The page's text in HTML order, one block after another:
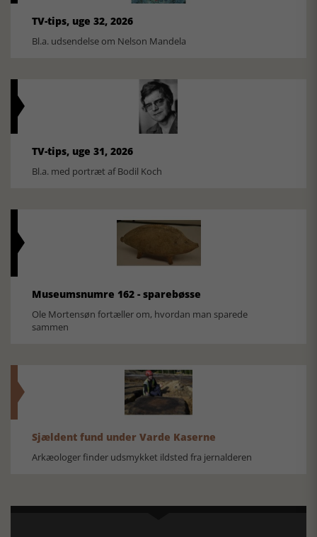
TV-tips, uge 32, 2026
Bl.a. udsendelse om Nelson Mandela
TV-tips, uge 31, 2026
Bl.a. med portræt af Bodil Koch
Museumsnumre 162 - sparebøsse
Ole Mortensøn fortæller om, hvordan man sparede
sammen
Sjældent fund under Varde Kaserne
Arkæologer finder udsmykket ildsted fra jernalderen